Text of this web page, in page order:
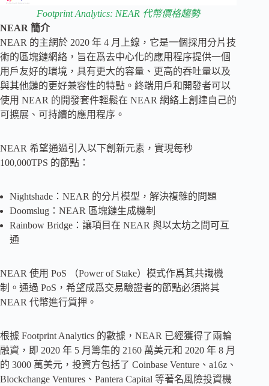
Footprint Analytics: NEAR 代幣價格趨勢
NEAR 簡介
NEAR 的主網於 2020 年 4 月上線，它是一個採用分片技
術的區塊鏈網絡，旨在爲去中心化的應用程序提供一個
用戶友好的環境，具有更大的容量、更高的吞吐量以及
與其他鏈的更好兼容性的特點。終端用戶和開發者可以
使用 NEAR 的開發套件輕鬆在 NEAR 網絡上創建自己的
可擴展、可持續的應用程序。
NEAR 希望通過引入以下創新元素，實現每秒
100,000TPS 的節點：
Nightshade：NEAR 的分片模型，解決複雜的問題
Doomslug：NEAR 區塊鏈生成機制
Rainbow Bridge：讓項目在 NEAR 與以太坊之間可互
通
NEAR 使用 PoS （Power of Stake）模式作爲其共識機
制。通過 PoS，希望成爲交易驗證者的節點必須將其
NEAR 代幣進行質押。
根據 Footprint Analytics 的數據，NEAR 已經獲得了兩輪
融資，即 2020 年 5 月籌集的 2160 萬美元和 2020 年 8 月
的 3000 萬美元，投資方包括了 Coinbase Venture、a16z、
Blockchange Ventures、Pantera Capital 等著名風險投資機